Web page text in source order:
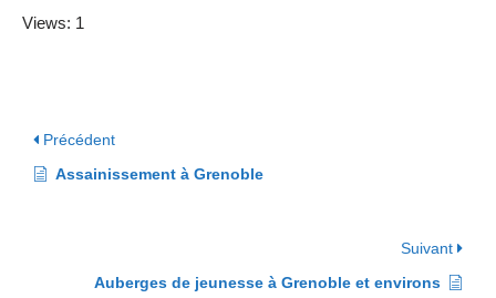
Views: 1
Précédent
Assainissement à Grenoble
Suivant
Auberges de jeunesse à Grenoble et environs